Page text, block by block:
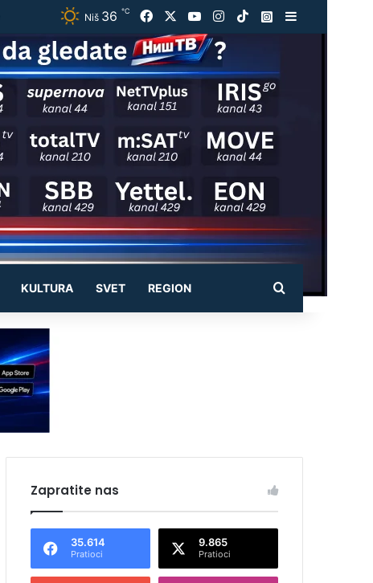
Niš 36 ℃ Facebook YouTubeInstagram
TikTokInstagram
KULTURA SVET REGION Pretraži
Zapratite nas
35.614
Pratioci
9.865
Pratioci